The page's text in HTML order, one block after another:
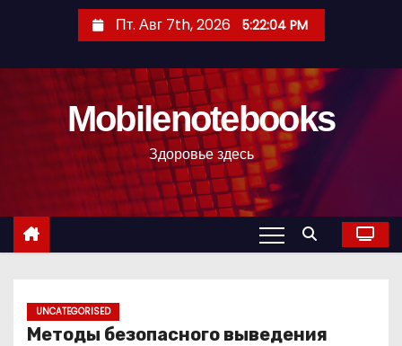
с
Пт. Авг 7th, 2026 5:22:06 PM
Mobilenotebooks
Здоровье здесь
UNCATEGORISED
Методы безопасного выведения